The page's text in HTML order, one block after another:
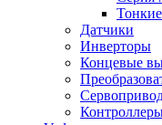
Датчики
Инверторы
Концевые